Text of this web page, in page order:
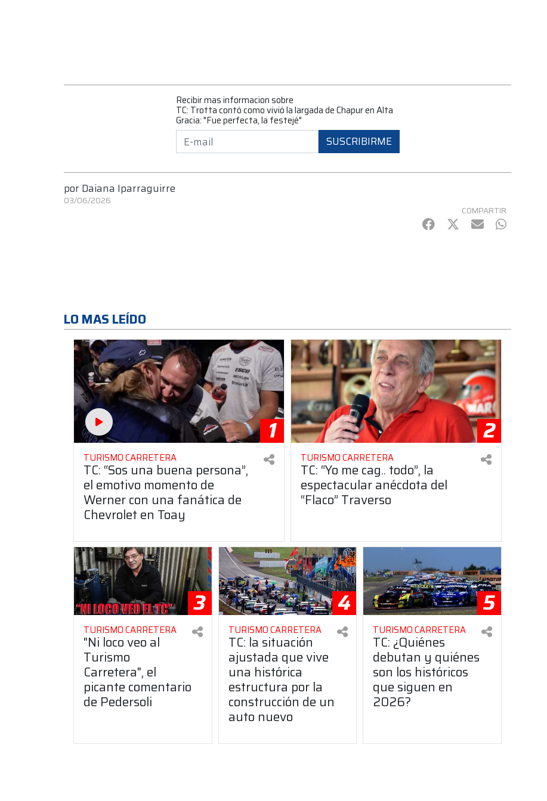
Recibir mas informacion sobre
TC: Trotta contó como vivió la largada de Chapur en Alta
Gracia: "Fue perfecta, la festejé"
SUSCRIBIRME
por Daiana Iparraguirre
03/06/2026
COMPARTIR
Facebook
Twitter
mail WhatsApp
LO MAS LEÍDO
1
TURISMO CARRETERA
TC: “Sos una buena persona”,
el emotivo momento de
Werner con una fanática de
Chevrolet en Toay
2
TURISMO CARRETERA
TC: “Yo me cag.. todo”, la
espectacular anécdota del
“Flaco” Traverso
3
TURISMO CARRETERA
"Ni loco veo al
Turismo
Carretera", el
picante comentario
de Pedersoli
4
TURISMO CARRETERA
TC: la situación
ajustada que vive
una histórica
estructura por la
construcción de un
auto nuevo
5
TURISMO CARRETERA
TC: ¿Quiénes
debutan y quiénes
son los históricos
que siguen en
2026?